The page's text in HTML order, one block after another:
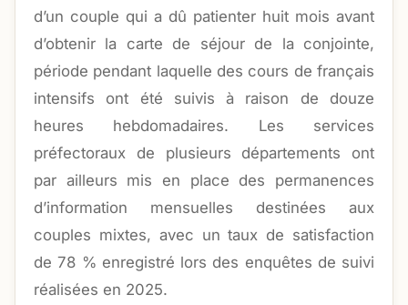
d’un couple qui a dû patienter huit mois avant
d’obtenir la carte de séjour de la conjointe,
période pendant laquelle des cours de français
intensifs ont été suivis à raison de douze
heures hebdomadaires. Les services
préfectoraux de plusieurs départements ont
par ailleurs mis en place des permanences
d’information mensuelles destinées aux
couples mixtes, avec un taux de satisfaction
de 78 % enregistré lors des enquêtes de suivi
réalisées en 2025.